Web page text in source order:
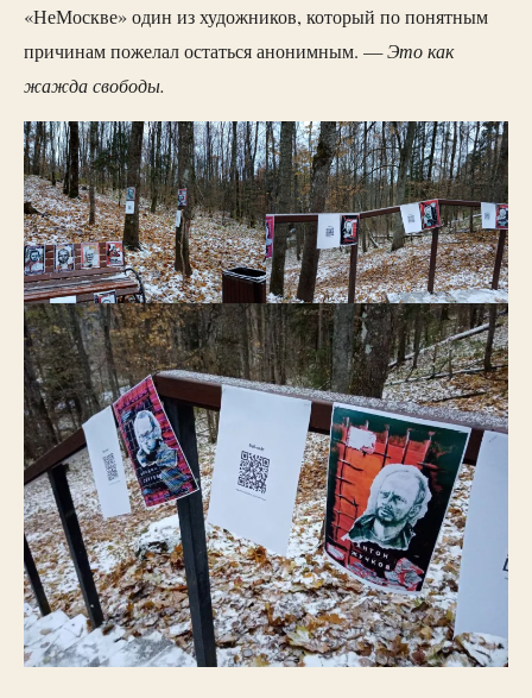
«НеМоскве» один из художников, который по понятным
причинам пожелал остаться анонимным. —Это как
жажда свободы.